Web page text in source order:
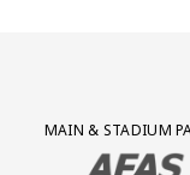
Partner Logos
MAIN & STADIUM
BEZOEK ONZE